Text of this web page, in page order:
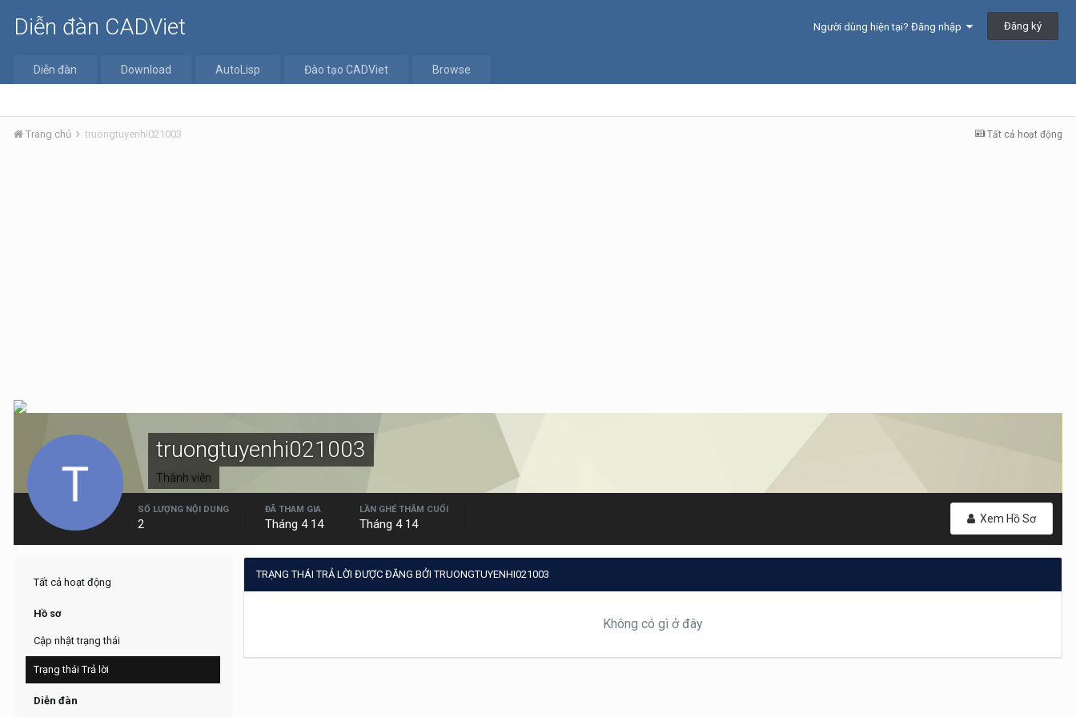
Diễn đàn CADViet Người dùng hiện tại? Đăng nhập Đăng ký
Diễn đàn Download AutoLisp Đào tạo CADViet Browse
Tất cả hoạt động
Trang chủ truongtuyenhi021003
truongtuyenhi021003
Thành viên
Xem Hồ Sơ
SỐ LƯỢNG NỘI DUNG
2
ĐÃ THAM GIA
Tháng 4 14
LẦN GHÉ THĂM CUỐI
Tháng 4 14
Tất cả hoạt động
Hồ sơ
Cập nhật trạng thái
Trạng thái Trả lời
Diễn đàn
TRẠNG THÁI TRẢ LỜI ĐƯỢC ĐĂNG BỞI TRUONGTUYENHI021003
Không có gì ở đây